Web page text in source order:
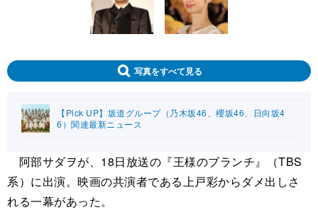
写真をすべて見る
【Pick UP】坂道グループ（乃木坂46、櫻坂46、日向坂4
6）関連最新ニュース
阿部サダヲが、18日放送の『王様のブランチ』（TBS
系）に出演。映画の共演者である上戸彩からダメ出しさ
れる一幕があった。